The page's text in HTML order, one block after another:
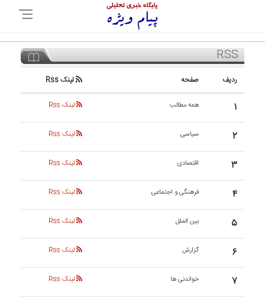
RSS
ردیف صفحه لینک Rss
۱ همه مطالب لینک Rss
۲ سیاسی لینک Rss
۳ اقتصادی لینک Rss
۴ فرهنگی و اجتماعی لینک Rss
۵ بین الملل لینک Rss
۶ گزارش لینک Rss
۷ خواندنی ها لینک Rss